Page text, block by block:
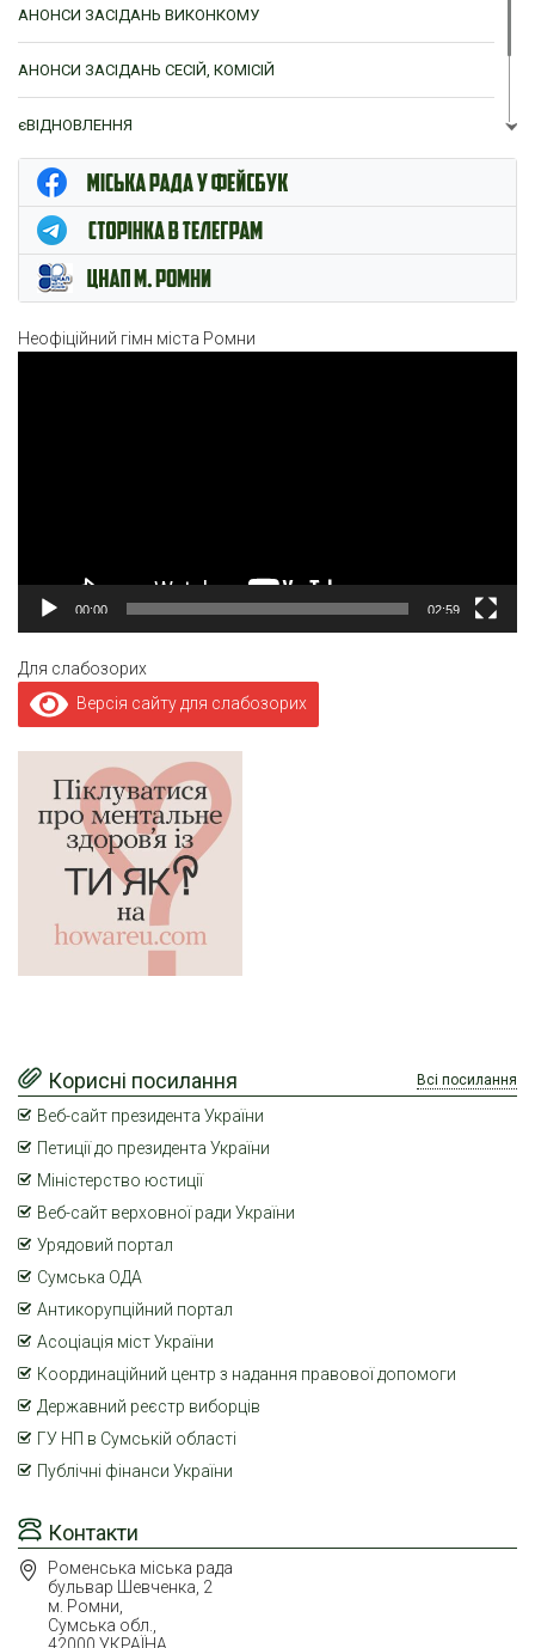
АНОНСИ ЗАСІДАНЬ ВИКОНКОМУ
АНОНСИ ЗАСІДАНЬ СЕСІЙ, КОМІСІЙ
єВІДНОВЛЕННЯ
ЦНАП м. Ромни
Неофіційний гімн міста Ромни
00:00 02:59
Для слабозорих
Версія сайту для слабозорих
Контакти
Роменська міська рада
бульвар Шевченка, 2
м. Ромни,
Сумська обл.,
Корисні посилання Всі посилання
Веб-сайт президента України
Петиції до президента України
Міністерство юстиції
Веб-сайт верховної ради України
Урядовий портал
Сумська ОДА
Антикорупційний портал
Асоціація міст України
Координаційний центр з надання правової допомоги
Державний реєстр виборців
ГУ НП в Сумській області
Публічні фінанси України